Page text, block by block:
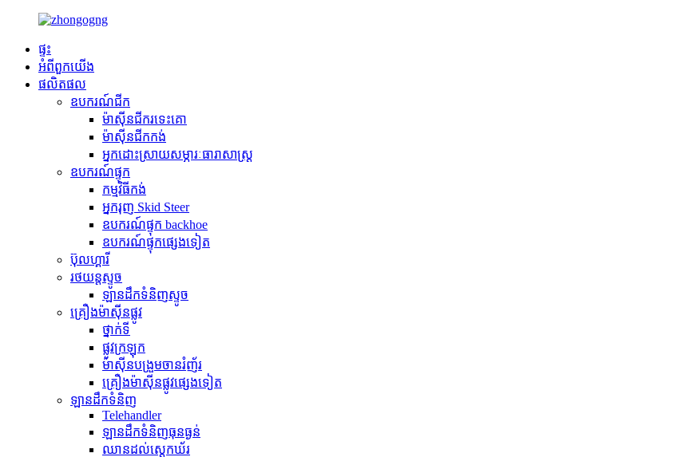
ផ្ទះ
អំពី​ពួក​យើង
ផលិតផល
ឧបករណ៍ជីក
ម៉ាស៊ីនជីករទេះគោ
ម៉ាស៊ីនជីកកង់
អ្នកដោះស្រាយសម្ភារៈធារាសាស្ត្រ
ឧបករណ៍ផ្ទុក
កម្មវិធី​កង់
អ្នករុញ Skid Steer
ឧបករណ៍ផ្ទុក backhoe
ឧបករណ៍ផ្ទុកផ្សេងទៀត
ប៊ុលហ្គារី
រថយន្តស្ទូច
ឡានដឹកទំនិញស្ទូច
គ្រឿងម៉ាស៊ីនផ្លូវ
ថ្នាក់ទី
ផ្លូវក្រឡុក
ម៉ាស៊ីនបង្រួមចានរំញ័រ
គ្រឿងម៉ាស៊ីនផ្លូវផ្សេងទៀត
ឡានដឹកទំនិញ
Telehandler
ឡានដឹកទំនិញធុនធ្ងន់
ឈានដល់ស្តេកឃ័រ